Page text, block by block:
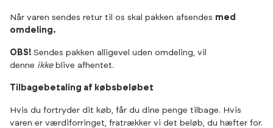
Når varen sendes retur til os skal pakken afsendes med
omdeling.
OBS! Sendes pakken alligevel uden omdeling, vil
denne ikkeblive afhentet.
Tilbagebetaling af købsbeløbet
Hvis du fortryder dit køb, får du dine penge tilbage. Hvis
varen er værdiforringet, fratrækker vi det beløb, du hæfter for.